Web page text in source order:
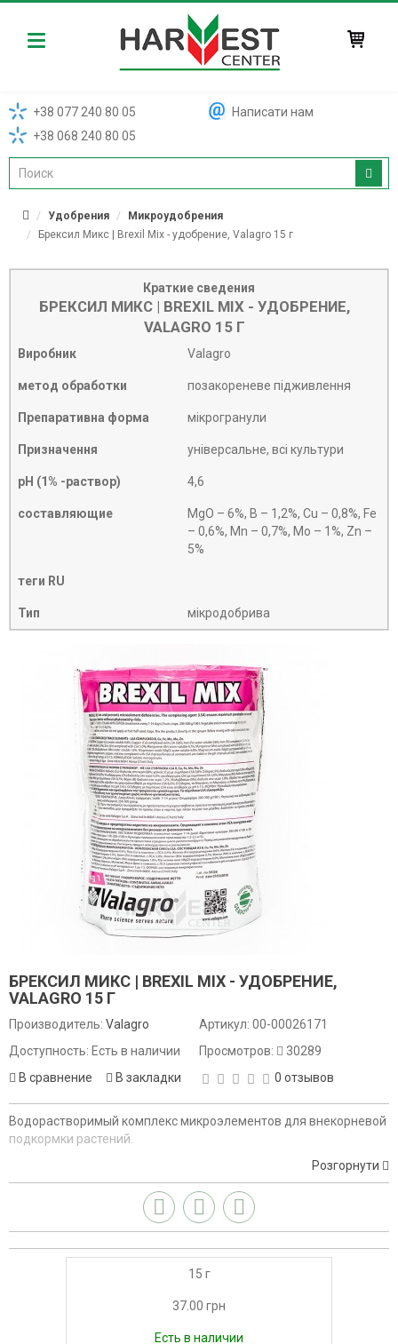
Harvest
+38 077 240 80 05
+38 068 240 80 05
Написати нам
Удобрения
Микроудобрения
Брексил Микс | Brexil Mix - удобрение, Valagro 15 г
Краткие сведения
БРЕКСИЛ МИКС | BREXIL MIX - УДОБРЕНИЕ,
VALAGRO 15 Г
Виробник Valagro
метод обработки позакореневе підживлення
Препаративна форма мікрогранули
Призначення універсальне, всі культури
рН (1% -раствор) 4,6
составляющие
MgO – 6%, B – 1,2%, Cu – 0,8%, Fe
– 0,6%, Mn – 0,7%, Mo – 1%, Zn –
5%
теги RU
Тип мікродобрива
БРЕКСИЛ МИКС | BREXIL MIX - УДОБРЕНИЕ,
VALAGRO 15 Г
Производитель: Valagro
Доступность: Есть в наличии
В сравнение
В закладки
Артикул: 00-00026171
Просмотров:
30289
0 отзывов
Водорастворимый комплекс микроэлементов для внекорневой
подкормки растений.
Розгорнути
15 г
37.00 грн
Есть в наличии